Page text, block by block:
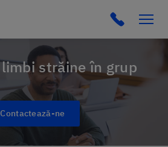
Click to
limbi străine în grup
Contactează-ne